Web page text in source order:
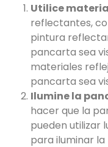
Utilice
reflectantes,
pintura
pancarta sea
materiales
pancarta sea
Ilumine la
hacer que la
pueden utilizar
para iluminar